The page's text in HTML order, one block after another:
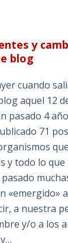
y
blog
cuando
aquel 12
pasado 4
71
y todo lo que
«emergido»
a nuestra
y/o a los